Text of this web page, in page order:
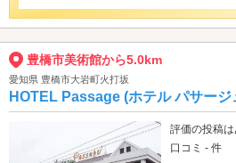
豊橋市美術館から5.0km
愛知県 豊橋市大岩町火打坂
HOTEL Passage (ホテル パサージ
評価の投稿は
口コミ - 件